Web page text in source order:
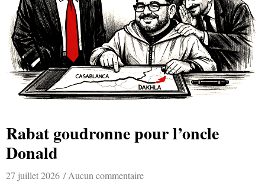
Rabat goudronne pour l’oncle
Donald
27 juillet 2026 Aucun commentaire